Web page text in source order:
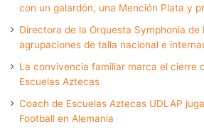
con un galardón, una Mención Plata y
Directora de la Orquesta Symphonia de
agrupaciones de talla nacional e
La convivencia familiar marca el cierre
Escuelas Aztecas
Coach de Escuelas Aztecas UDLAP
Football en Alemania